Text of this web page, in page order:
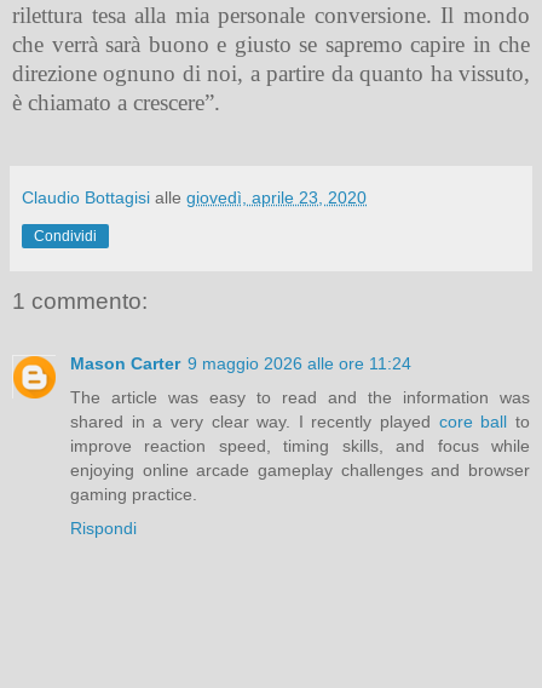
rilettura tesa alla mia personale conversione. Il mondo
che verrà sarà buono e giusto se sapremo capire in che
direzione ognuno di noi, a partire da quanto ha vissuto,
è chiamato a crescere”.
Claudio Bottagisi alle giovedì, aprile 23, 2020
Condividi
1 commento:
Mason Carter 9 maggio 2026 alle ore 11:24
The article was easy to read and the information was
shared in a very clear way. I recently played core ball to
improve reaction speed, timing skills, and focus while
enjoying online arcade gameplay challenges and browser
gaming practice.
Rispondi